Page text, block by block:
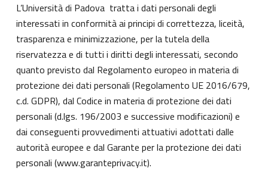
L’Università di Padova tratta i dati personali degli
interessati in conformità ai principi di correttezza, liceità,
trasparenza e minimizzazione, per la tutela della
riservatezza e di tutti i diritti degli interessati, secondo
quanto previsto dal Regolamento europeo in materia di
protezione dei dati personali (Regolamento UE 2016/679,
c.d. GDPR), dal Codice in materia di protezione dei dati
personali (d.lgs. 196/2003 e successive modificazioni) e
dai conseguenti provvedimenti attuativi adottati dalle
autorità europee e dal Garante per la protezione dei dati
personali (www.garanteprivacy.it).